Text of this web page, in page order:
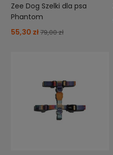
Zee Dog Szelki dla psa
Phantom
55,30 zł79,00 zł